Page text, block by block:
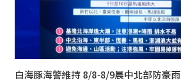
白海豚海警維持 8/8-8/9晨中北部防豪雨